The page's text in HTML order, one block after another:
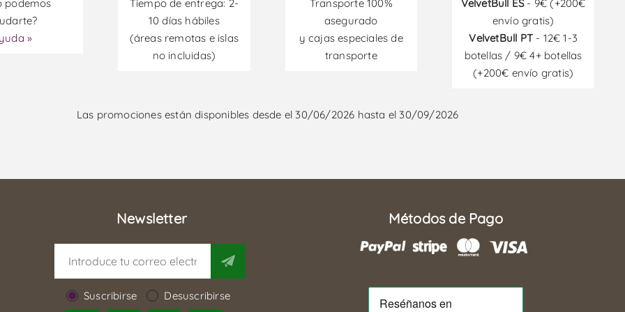
podemos
»
Tiempo de entrega: 2-
10 días hábiles
(áreas remotas e islas
no incluidas)
Transporte 100%
asegurado
y cajas especiales de
transporte
VelvetBull ES- 9€ (+200€
envío gratis)
VelvetBull PT- 12€ 1-3
botellas / 9€ 4+ botellas
(+200€ envío gratis)
Las promociones están disponibles desde el 30/06/2026 hasta el 30/09/2026
Newsletter
Suscribirse Desuscribirse
Métodos de Pago